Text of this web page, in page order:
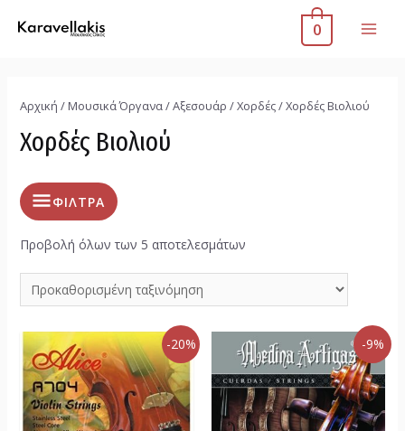
0
Αρχική / Μουσικά Όργανα/Αξεσουάρ /Χορδές/ Χορδές Βιολιού
Χορδές Βιολιού
ΦΙΛΤΡΑ
Προβολή όλων των 5 αποτελεσμάτων
-20% -9%